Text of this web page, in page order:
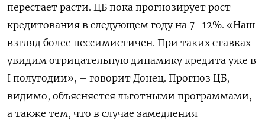
перестает расти. ЦБ пока прогнозирует рост
кредитования в следующем году на 7–12%. «Наш
взгляд более пессимистичен. При таких ставках
увидим отрицательную динамику кредита уже в
I полугодии», – говорит Донец. Прогноз ЦБ,
видимо, объясняется льготными программами,
а также тем, что в случае замедления